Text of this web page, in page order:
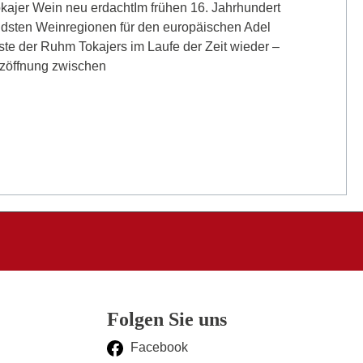
Wein neu erdachtIm frühen 16. Jahrhundert
Weinregionen für den europäischen Adel
der Ruhm Tokajers im Laufe der Zeit wieder –
zwischen
Folgen Sie uns
Facebook